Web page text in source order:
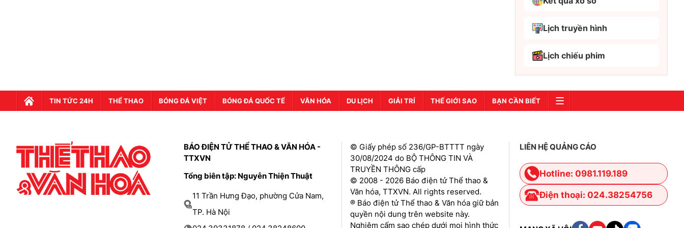
Bắc Kạn
Cao Bằng
Cà Mau
Cần Thơ
Điện Biên
Đà Lạt
Đắk Nông
Đồng Nai
Lịch truyền hình
Lịch chiếu phim
TIN TỨC 24H THỂ THAO BÓNG ĐÁ VIỆT BÓNG ĐÁ QUỐC TẾ VĂN HÓA DU LỊCH GIẢI TRÍ THẾ GIỚI SAO BẠN CẦN BIẾT
BÁO ĐIỆN TỬ THỂ THAO & VĂN HÓA -
TTXVN
Tổng biên tập: Nguyễn Thiện Thuật
11 Trần Hưng Đạo, phường Cửa Nam,
TP. Hà Nội
© Giấy phép số 236/GP-BTTTT ngày
30/08/2024 do BỘ THÔNG TIN VÀ
TRUYỀN THÔNG cấp
© 2008 - 2026 Báo điện tử Thể thao &
Văn hóa, TTXVN. All rights reserved.
® Báo điện tử Thể thao & Văn hóa giữ bản
quyền nội dung trên website này.
Nghiêm cấm sao chép dưới mọi hình thức
LIÊN HỆ QUẢNG CÁO
Hotline: 0981.119.189
Điện thoại: 024.38254756